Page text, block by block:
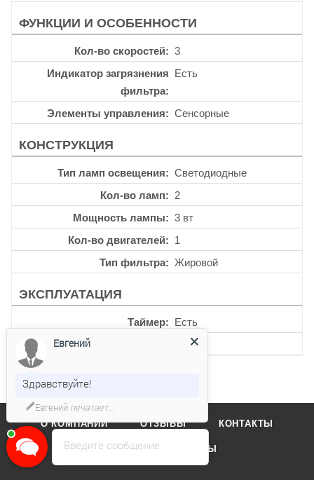
ФУНКЦИИ И ОСОБЕННОСТИ
Кол-во скоростей
3
Индикатор загрязнения
фильтра
Есть
Элементы управления Сенсорные
КОНСТРУКЦИЯ
Тип ламп освещения
Светодиодные
Кол-во ламп
2
Мощность лампы
3 вт
Кол-во двигателей
1
Тип фильтра
Жировой
ЭКСПЛУАТАЦИЯ
Таймер
Есть
64 дб
О КОМПАНИИ ОТЗЫВЫ КОНТАКТЫ
КАТАЛОГ БРЕНДЫ
Введите сообщение
Евгений
Здравствуйте!
Евгенийпечатает...